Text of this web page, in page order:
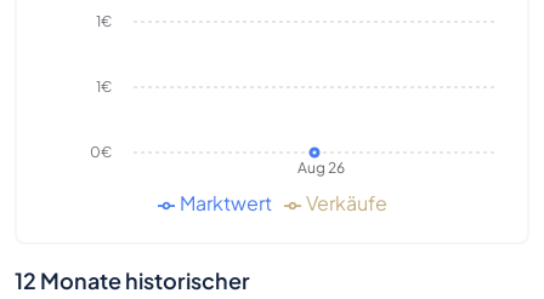
Aug 26
0€
1€
1€
Marktwert Verkäufe
12 Monate historischer